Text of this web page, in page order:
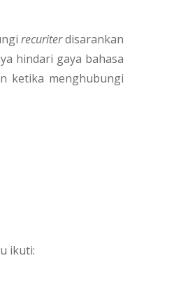
recuriterdisarankan
hindari gaya bahasa
ketika menghubungi
ikuti: